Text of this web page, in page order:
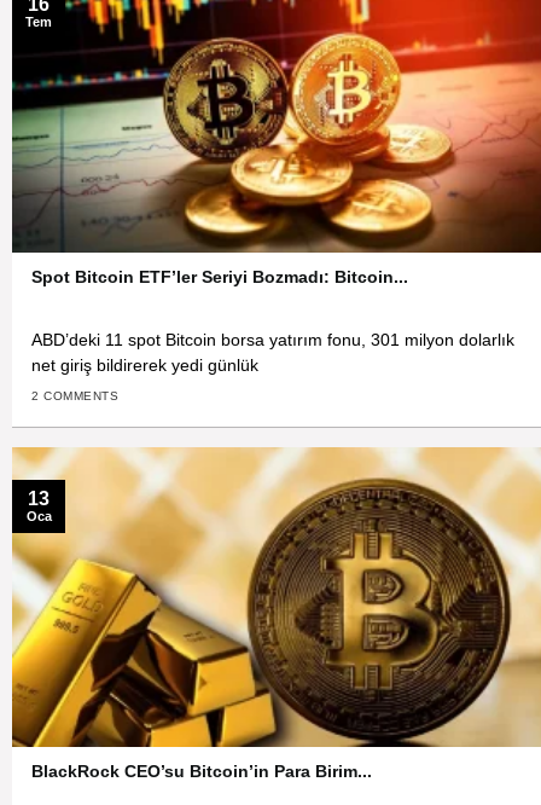
Spot Bitcoin ETF’ler Seriyi Bozmadı: Bitcoin...
ABD’deki 11 spot Bitcoin borsa yatırım fonu, 301 milyon dolarlık
net giriş bildirerek yedi günlük
2 COMMENTS
16
Tem
BlackRock CEO’su Bitcoin’in Para Birim...
13
Oca